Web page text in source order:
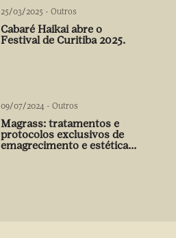
25/03/2025 - Outros
Cabaré Haikai abre o
Festival de Curitiba 2025.
09/07/2024 - Outros
Magrass: tratamentos e
protocolos exclusivos de
emagrecimento e estética